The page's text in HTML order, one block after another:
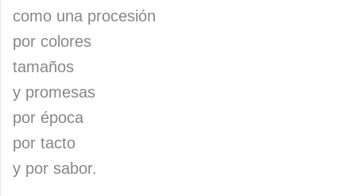
como una procesión
por colores
tamaños
y promesas
por época
por tacto
y por sabor.